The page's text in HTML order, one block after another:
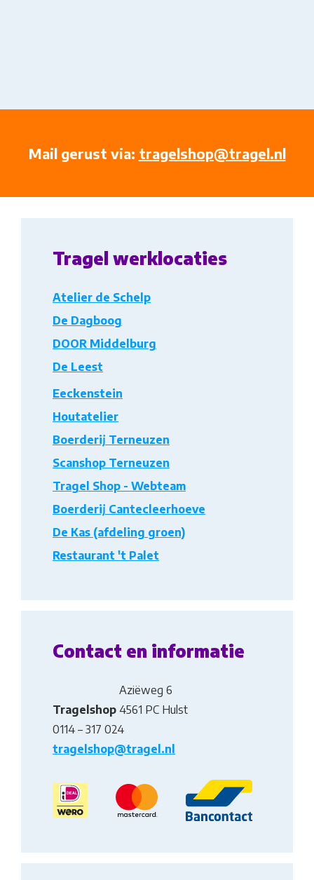
Mail gerust via: tragelshop@tragel.nl
Tragel werklocaties
Atelier de Schelp
De Dagboog
DOOR Middelburg
De Leest
Eeckenstein
Houtatelier
Boerderij Terneuzen
Scanshop Terneuzen
Tragel Shop - Webteam
Boerderij Cantecleerhoeve
De Kas (afdeling groen)
Restaurant 't Palet
Contact en informatie
Tragelshop
Aziëweg 6
4561 PC Hulst
0114 – 317 024
tragelshop@tragel.nl